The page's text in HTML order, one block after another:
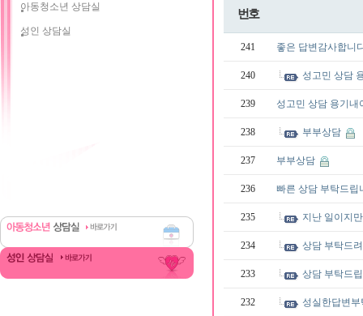
아동청소년 상담실
성인 상담실
번호
241 좋은 답변감사합니
240 성고민 상담
239 성고민 상담 용기
238 부부상담
237 부부상담
236 빠른 상담 부탁드립
235 지난 일이지
234 상담 부탁드
233 상담 부탁드
232 성실한답변